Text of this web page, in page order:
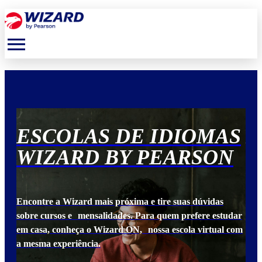
menu
ESCOLAS DE IDIOMAS
WIZARD BY PEARSON
Encontre a Wizard mais próxima e tire suas dúvidas
sobre cursos e mensalidades. Para quem prefere estudar
em casa, conheça o Wizard ON, nossa escola virtual com
a mesma experiência.